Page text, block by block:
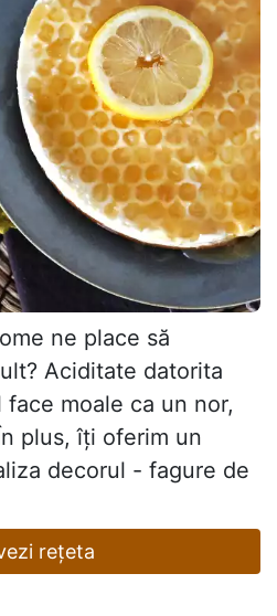
ne place să
Aciditate datorita
moale ca un nor,
plus, îți oferim un
decorul - fagure de
rețeta